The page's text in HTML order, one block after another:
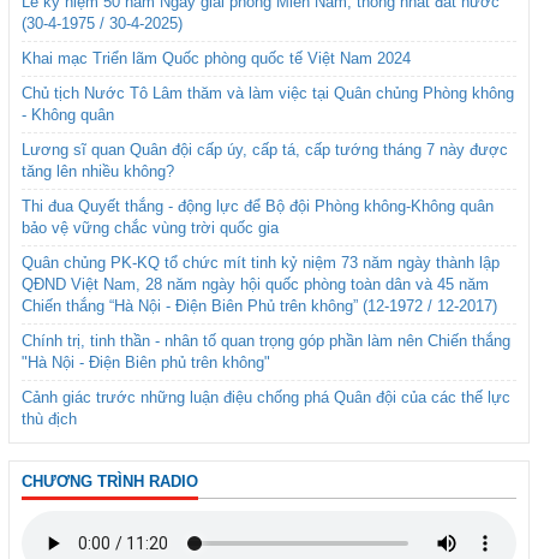
(30-4-1975 / 30-4-2025)
Khai mạc Triển lãm Quốc phòng quốc tế Việt Nam 2024
Chủ tịch Nước Tô Lâm thăm và làm việc tại Quân chủng Phòng không
- Không quân
Lương sĩ quan Quân đội cấp úy, cấp tá, cấp tướng tháng 7 này được
tăng lên nhiều không?
Thi đua Quyết thắng - động lực để Bộ đội Phòng không-Không quân
bảo vệ vững chắc vùng trời quốc gia
Quân chủng PK-KQ tổ chức mít tinh kỷ niệm 73 năm ngày thành lập
QĐND Việt Nam, 28 năm ngày hội quốc phòng toàn dân và 45 năm
Chiến thắng “Hà Nội - Điện Biên Phủ trên không” (12-1972 / 12-2017)
Chính trị, tinh thần - nhân tố quan trọng góp phần làm nên Chiến thắng
"Hà Nội - Điện Biên phủ trên không"
Cảnh giác trước những luận điệu chống phá Quân đội của các thế lực
thù địch
CHƯƠNG TRÌNH RADIO